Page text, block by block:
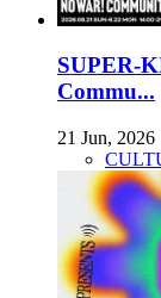
SUPER-
Commu...
21 Jun, 2026